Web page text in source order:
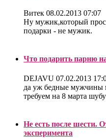
Витек 08.02.2013 07:07
Ну мужик,который
подарки - не мужик.
Что подарить парню
DEJAVU 07.02.2013
да уж бедные мужчины
требуем на 8 марта
Не есть после шести.
эксперимента